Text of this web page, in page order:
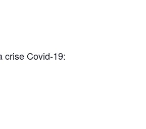
crise Covid-19: